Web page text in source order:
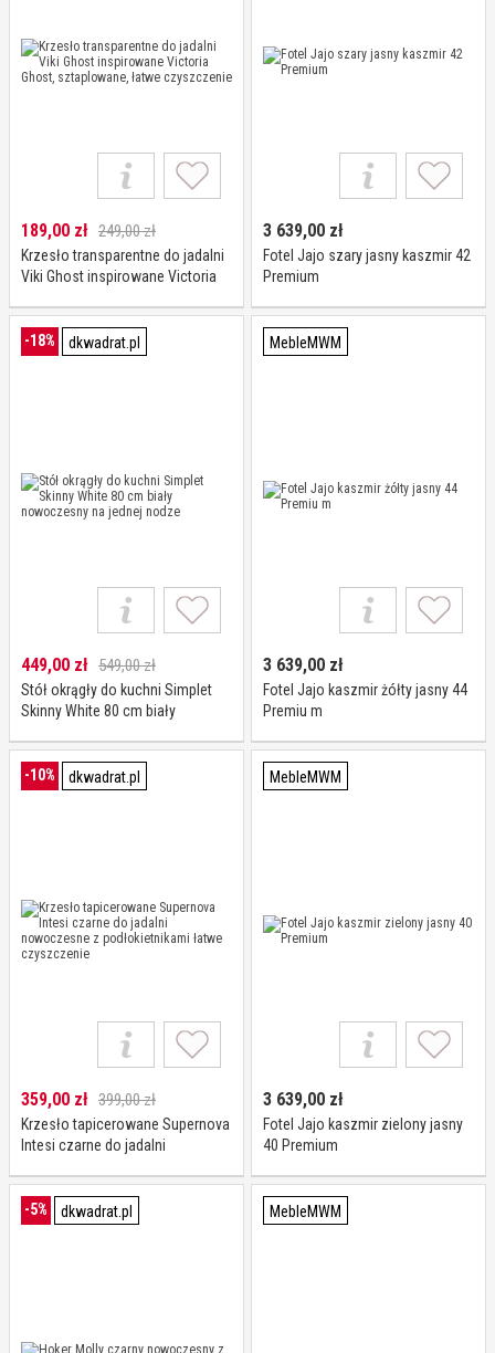
189,00 zł 249,00 zł
Krzesło transparentne do jadalni
Viki Ghost inspirowane Victoria
czyszczenie
3 639,00 zł
Fotel Jajo szary jasny kaszmir 42
Premium
-18% dkwadrat.pl
449,00 zł 549,00 zł
Stół okrągły do kuchni Simplet
Skinny White 80 cm biały
MebleMWM
3 639,00 zł
Fotel Jajo kaszmir żółty jasny 44
Premiu m
-10% dkwadrat.pl
359,00 zł 399,00 zł
Krzesło tapicerowane Supernova
Intesi czarne do jadalni
łatwe czyszczenie
MebleMWM
3 639,00 zł
Fotel Jajo kaszmir zielony jasny
40 Premium
-5% dkwadrat.pl MebleMWM